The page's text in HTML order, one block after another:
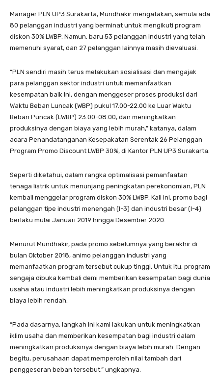
Manager PLN UP3 Surakarta, Mundhakir mengatakan, semula ada
80 pelanggan industri yang berminat untuk mengikuti program
diskon 30% LWBP. Namun, baru 53 pelanggan industri yang telah
memenuhi syarat, dan 27 pelanggan lainnya masih dievaluasi.
“PLN sendiri masih terus melakukan sosialisasi dan mengajak
para pelanggan sektor industri untuk memanfaatkan
kesempatan baik ini, dengan menggeser proses produksi dari
Waktu Beban Luncak (WBP) pukul 17.00-22.00 ke Luar Waktu
Beban Puncak (LWBP) 23.00-08.00, dan meningkatkan
produksinya dengan biaya yang lebih murah,” katanya, dalam
acara Penandatanganan Kesepakatan Serentak 26 Pelanggan
Program Promo Discount LWBP 30%, di Kantor PLN UP3 Surakarta.
Seperti diketahui, dalam rangka optimalisasi pemanfaatan
tenaga listrik untuk menunjang peningkatan perekonomian, PLN
kembali menggelar program diskon 30% LWBP. Kali ini, promo bagi
pelanggan tipe industri menengah (I-3) dan industri besar (I-4)
berlaku mulai Januari 2019 hingga Desember 2020.
Menurut Mundhakir, pada promo sebelumnya yang berakhir di
bulan Oktober 2018, animo pelanggan industri yang
memanfaatkan program tersebut cukup tinggi. Untuk itu, program
sengaja dibuka kembali demi memberikan kesempatan bagi dunia
usaha atau industri lebih meningkatkan produksinya dengan
biaya lebih rendah.
“Pada dasarnya, langkah ini kami lakukan untuk meningkatkan
iklim usaha dan memberikan kesempatan bagi industri dalam
meningkatkan produksinya dengan biaya lebih murah. Dengan
begitu, perusahaan dapat memperoleh nilai tambah dari
penggeseran beban tersebut,” ungkapnya.